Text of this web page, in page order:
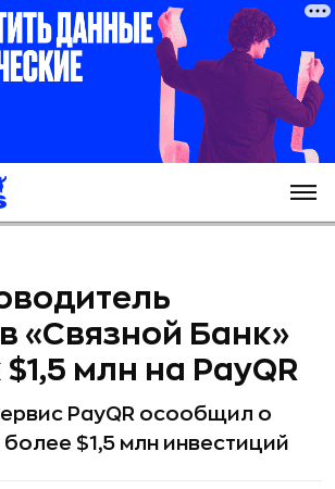
«Связной Банк»
млн на PayQR
PayQR осообщил о
$1,5 млн инвестиций